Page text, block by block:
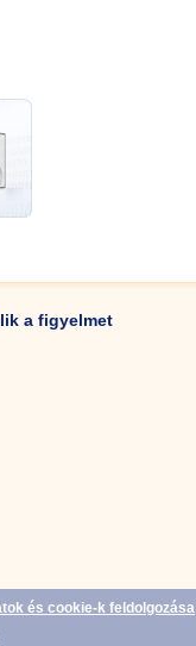
a figyelmet
és cookie-k feldolgozása